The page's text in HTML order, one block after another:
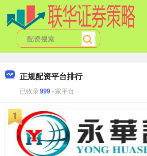
正规配资平台排行
已收录999+家平台